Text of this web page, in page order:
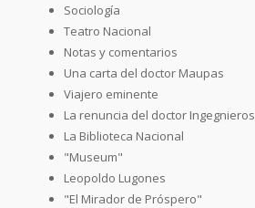
Sociología
Teatro Nacional
Notas y comentarios
Una carta del doctor Maupas
Viajero eminente
La renuncia del doctor Ingegnieros
La Biblioteca Nacional
"Museum"
Leopoldo Lugones
"El Mirador de Próspero"